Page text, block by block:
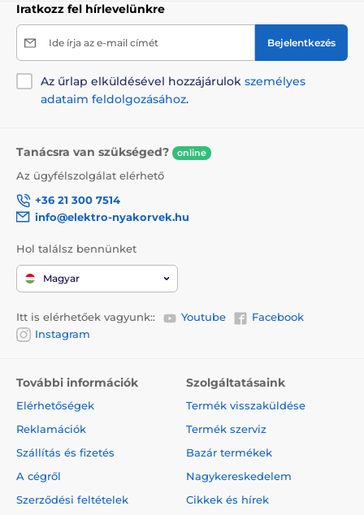
hogy stílusos, de a kényelmét is biztosítja! A
kényelmes és megbízható fogásról az ergonomikus
fogantyú gondoskodik. A kutya nyakörve krómozott
Amennyiben egy termék esetében a minőség és a
modern kialakítás ötvözi egymást, könnyedén
eredeti és praktikus designnal lett ellátva. A termék
négyféle méretben és különböző színváltozatban is
Iratkozz fel hírlevelünkre
Ide írja az e-mail címét Bejelentkezés
Az űrlap elküldésével hozzájárulok személyes
adataim feldolgozásához.
Tanácsra van szükséged? online
Az ügyfélszolgálat elérhető
+36 21 300 7514
info@elektro-nyakorvek.hu
Hol találsz bennünket
Magyar
Itt is elérhetőek vagyunk:: Youtube
Facebook
Instagram
További információk
Elérhetőségek
Reklamációk
Szállítás és fizetés
A cégről
Szerződési feltételek
Szolgáltatásaink
Termék visszaküldése
Termék szerviz
Bazár termékek
Nagykereskedelem
Cikkek és hírek